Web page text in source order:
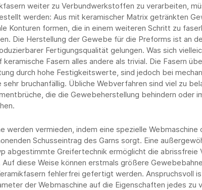
weiter zu Verbundwerkstoffen zu verarbeiten,
werden: Aus mit keramischer Matrix getränkten
Konturen formen, die in einem weiteren Schritt zu
Die Herstellung der Gewebe für die Preforms ist an
Fertigungsqualität gelungen. Was sich
keramische Fasern alles andere als trivial. Die Fasern
durch hohe Festigkeitswerte, sind jedoch bei
sehr bruchanfällig. Übliche Webverfahren sind viel zu
die die Gewebeherstellung behindern oder
werden vermieden, indem eine spezielle Webmaschine
Schusseintrag des Garns sorgt. Eine
abgestimmte Greifertechnik ermöglicht die abrissfreie
Auf diese Weise können erstmals größere
fehlerfrei gefertigt werden. Anspruchsvoll
der Webmaschine auf die Eigenschaften jedes zu